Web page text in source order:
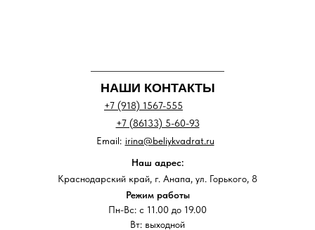
НАШИ КОНТАКТЫ
+7 (918) 1567-555
+7 (86133) 5-60-93
Наш адрес:
Краснодарский край, г. Анапа, ул. Горького, 8
Режим работы
Пн-Вс: с 11.00 до 19.00
Вт: выходной
irina@beliykvadrat.ru
Email: